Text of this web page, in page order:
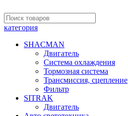
категория
SHACMAN
Двигатель
Система охлаждения
Тормозная система
Трансмиссия, сцепление
Фильтр
SITRAK
Двигатель